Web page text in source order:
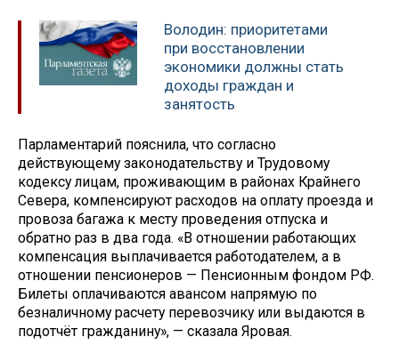
Володин: приоритетами
при восстановлении
экономики должны стать
доходы граждан и
занятость
Парламентарий пояснила, что согласно
действующему законодательству и Трудовому
кодексу лицам, проживающим в районах Крайнего
Севера, компенсируют расходов на оплату проезда и
провоза багажа к месту проведения отпуска и
обратно раз в два года. «В отношении работающих
компенсация выплачивается работодателем, а в
отношении пенсионеров — Пенсионным фондом РФ.
Билеты оплачиваются авансом напрямую по
безналичному расчету перевозчику или выдаются в
подотчёт гражданину», — сказала Яровая.